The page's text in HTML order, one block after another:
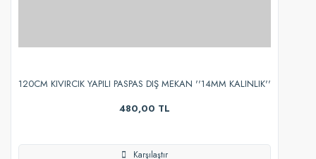
120CM KIVIRCIK YAPILI PASPAS DIŞ MEKAN ''14MM KALINLIK''
480,00 TL
Karşılaştır